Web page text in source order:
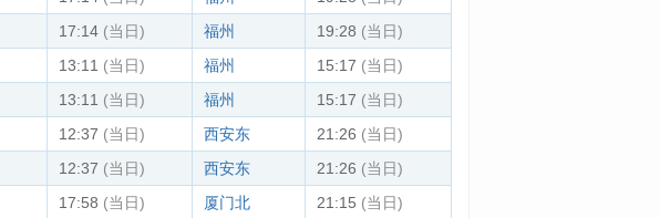
17:14 (当日) 福州 19:28 (当日)
13:11 (当日) 福州 15:17 (当日)
13:11 (当日) 福州 15:17 (当日)
12:37 (当日) 西安东 21:26 (当日)
12:37 (当日) 西安东 21:26 (当日)
17:58 (当日) 厦门北 21:15 (当日)